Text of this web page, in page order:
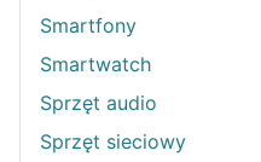
Smartfony
Smartwatch
Sprzęt audio
Sprzęt sieciowy